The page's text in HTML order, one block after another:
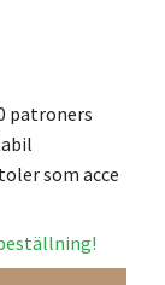
patroners
som acce